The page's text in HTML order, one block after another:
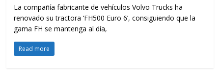
La compañía fabricante de vehículos Volvo Trucks ha
renovado su tractora ‘FH500 Euro 6’, consiguiendo que la
gama FH se mantenga al día,
Read more